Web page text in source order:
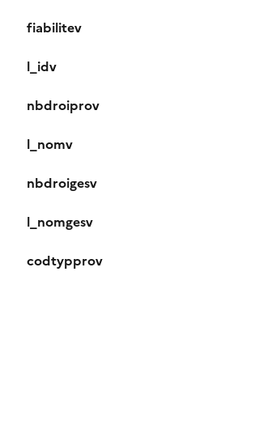
fiabilitev
l_idv
nbdroiprov
l_nomv
nbdroigesv
l_nomgesv
codtypprov